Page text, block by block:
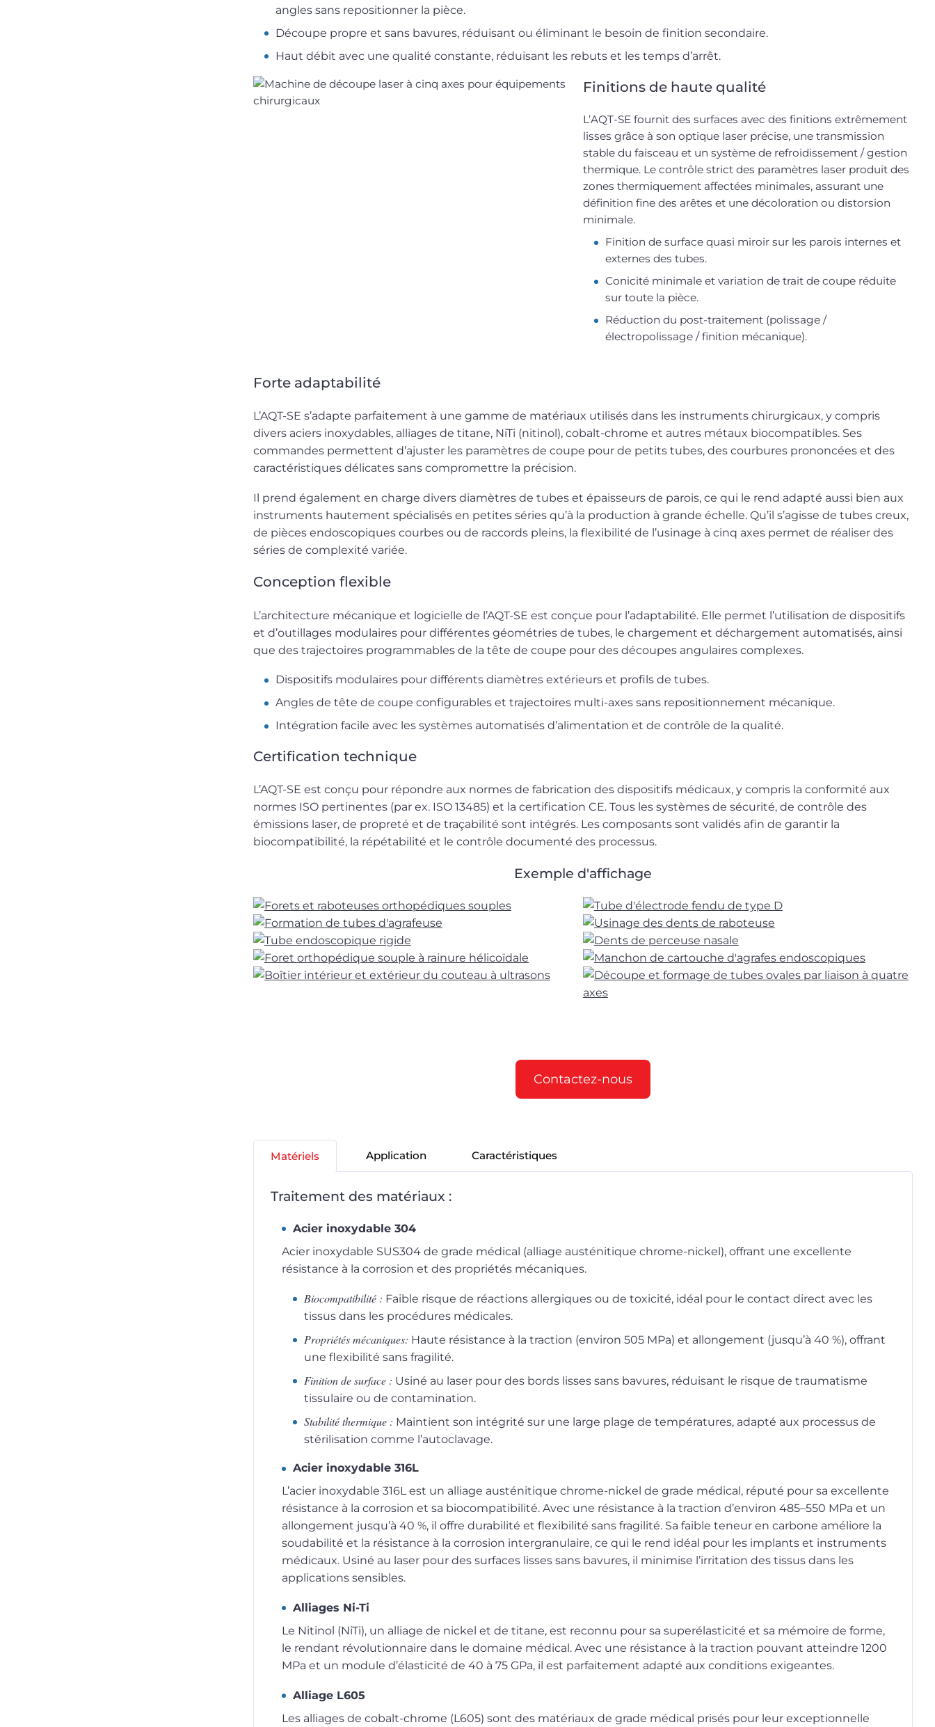
angles sans repositionner la pièce.
Découpe propre et sans bavures, réduisant ou éliminant le besoin de finition secondaire.
Haut débit avec une qualité constante, réduisant les rebuts et les temps d’arrêt.
Finitions de haute qualité
L’AQT-SE fournit des surfaces avec des finitions extrêmement
lisses grâce à son optique laser précise, une transmission
stable du faisceau et un système de refroidissement / gestion
thermique. Le contrôle strict des paramètres laser produit des
zones thermiquement affectées minimales, assurant une
définition fine des arêtes et une décoloration ou distorsion
minimale.
Finition de surface quasi miroir sur les parois internes et
externes des tubes.
Conicité minimale et variation de trait de coupe réduite
sur toute la pièce.
Réduction du post-traitement (polissage /
électropolissage / finition mécanique).
Forte adaptabilité
L’AQT-SE s’adapte parfaitement à une gamme de matériaux utilisés dans les instruments chirurgicaux, y compris
divers aciers inoxydables, alliages de titane, NiTi (nitinol), cobalt-chrome et autres métaux biocompatibles. Ses
commandes permettent d’ajuster les paramètres de coupe pour de petits tubes, des courbures prononcées et des
caractéristiques délicates sans compromettre la précision.
Il prend également en charge divers diamètres de tubes et épaisseurs de parois, ce qui le rend adapté aussi bien aux
instruments hautement spécialisés en petites séries qu’à la production à grande échelle. Qu’il s’agisse de tubes creux,
de pièces endoscopiques courbes ou de raccords pleins, la flexibilité de l’usinage à cinq axes permet de réaliser des
séries de complexité variée.
Conception flexible
L’architecture mécanique et logicielle de l’AQT-SE est conçue pour l’adaptabilité. Elle permet l’utilisation de dispositifs
et d’outillages modulaires pour différentes géométries de tubes, le chargement et déchargement automatisés, ainsi
que des trajectoires programmables de la tête de coupe pour des découpes angulaires complexes.
Dispositifs modulaires pour différents diamètres extérieurs et profils de tubes.
Angles de tête de coupe configurables et trajectoires multi-axes sans repositionnement mécanique.
Intégration facile avec les systèmes automatisés d’alimentation et de contrôle de la qualité.
Certification technique
L’AQT-SE est conçu pour répondre aux normes de fabrication des dispositifs médicaux, y compris la conformité aux
normes ISO pertinentes (par ex. ISO 13485) et la certification CE. Tous les systèmes de sécurité, de contrôle des
émissions laser, de propreté et de traçabilité sont intégrés. Les composants sont validés afin de garantir la
biocompatibilité, la répétabilité et le contrôle documenté des processus.
Exemple d'affichage
Contactez-nous
Matériels Application Caractéristiques
Traitement des matériaux :
Acier inoxydable 304
Acier inoxydable SUS304 de grade médical (alliage austénitique chrome-nickel), offrant une excellente
résistance à la corrosion et des propriétés mécaniques.
Biocompatibilité : Faible risque de réactions allergiques ou de toxicité, idéal pour le contact direct avec les
tissus dans les procédures médicales.
Propriétés mécaniques: Haute résistance à la traction (environ 505 MPa) et allongement (jusqu’à 40 %), offrant
une flexibilité sans fragilité.
Finition de surface : Usiné au laser pour des bords lisses sans bavures, réduisant le risque de traumatisme
tissulaire ou de contamination.
Stabilité thermique : Maintient son intégrité sur une large plage de températures, adapté aux processus de
stérilisation comme l’autoclavage.
Acier inoxydable 316L
L’acier inoxydable 316L est un alliage austénitique chrome-nickel de grade médical, réputé pour sa excellente
résistance à la corrosion et sa biocompatibilité. Avec une résistance à la traction d’environ 485–550 MPa et un
allongement jusqu’à 40 %, il offre durabilité et flexibilité sans fragilité. Sa faible teneur en carbone améliore la
soudabilité et la résistance à la corrosion intergranulaire, ce qui le rend idéal pour les implants et instruments
médicaux. Usiné au laser pour des surfaces lisses sans bavures, il minimise l’irritation des tissus dans les
applications sensibles.
Alliages Ni-Ti
Le Nitinol (NiTi), un alliage de nickel et de titane, est reconnu pour sa superélasticité et sa mémoire de forme,
le rendant révolutionnaire dans le domaine médical. Avec une résistance à la traction pouvant atteindre 1200
MPa et un module d’élasticité de 40 à 75 GPa, il est parfaitement adapté aux conditions exigeantes.
Alliage L605
Les alliages de cobalt-chrome (L605) sont des matériaux de grade médical prisés pour leur exceptionnelle